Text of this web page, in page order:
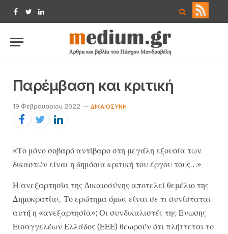
Facebook
TwitterLinkedIn
Παρέμβαση και κριτική
19 Φεβρουαρίου 2022 ΔΙΚΑΙΟΣΎΝΗ
«Το μόνο σοβαρό αντίβαρο στη μεγάλη εξουσία των
δικαστών είναι η δημόσια κριτική του έργου τους…»
Η ανεξαρτησία της ∆ικαιοσύνης αποτελεί θεμέλιο της
Δημοκρατίας. Το ερώτημα όμως είναι σε τι συνίσταται
αυτή η «ανεξαρτησία»; Οι συνδικαλιστές της Ενωσης
Εισαγγελέων Ελλάδος (ΕΕΕ) θεωρούν ότι πλήττεται το